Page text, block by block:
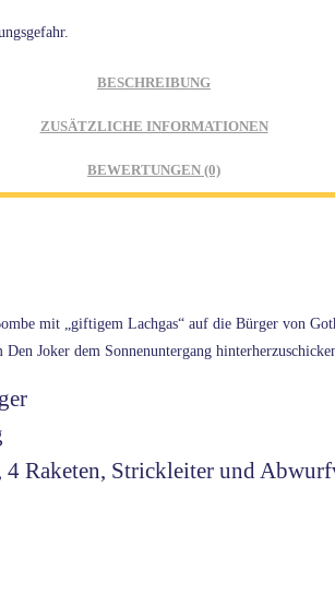
BESCHREIBUNG
ZUSÄTZLICHE INFORMATIONEN
BEWERTUNGEN (0)
mit „giftigem Lachgas“ auf die Bürger von
Joker dem Sonnenuntergang
Raketen, Strickleiter und